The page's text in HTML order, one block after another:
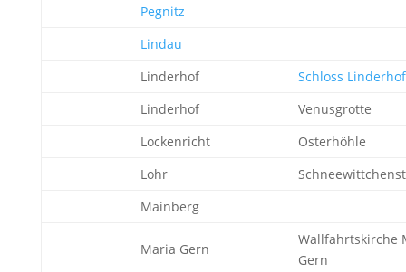
Pegnitz
Lindau
Linderhof
Schloss Linderhof
Linderhof
Venusgrotte
Lockenricht
Osterhöhle
Lohr
Mainberg
Maria Gern
Wallfahrtskirche
Gern